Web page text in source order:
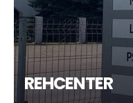
REHCENTER